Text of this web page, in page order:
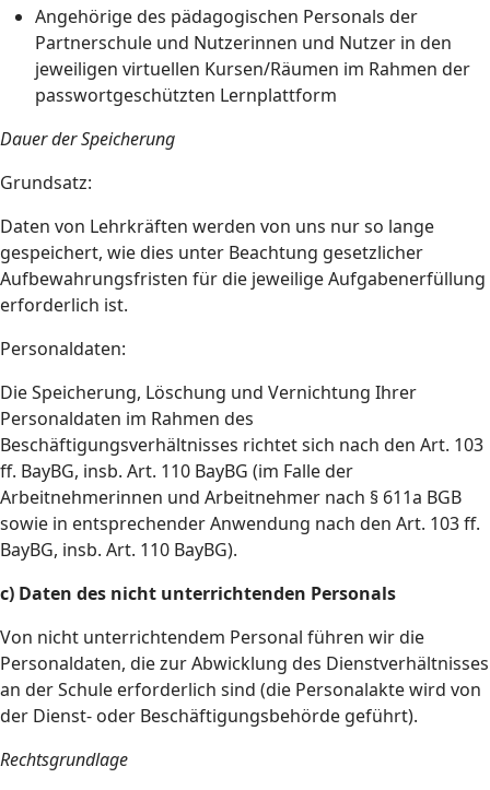
Angehörige des pädagogischen Personals der
Partnerschule und Nutzerinnen und Nutzer in den
jeweiligen virtuellen Kursen/Räumen im Rahmen der
passwortgeschützten Lernplattform
Dauer der Speicherung
Grundsatz:
Daten von Lehrkräften werden von uns nur so lange
gespeichert, wie dies unter Beachtung gesetzlicher
Aufbewahrungsfristen für die jeweilige Aufgabenerfüllung
erforderlich ist.
Personaldaten:
Die Speicherung, Löschung und Vernichtung Ihrer
Personaldaten im Rahmen des
Beschäftigungsverhältnisses richtet sich nach den Art. 103
ff. BayBG, insb. Art. 110 BayBG (im Falle der
Arbeitnehmerinnen und Arbeitnehmer nach § 611a BGB
sowie in entsprechender Anwendung nach den Art. 103 ff.
BayBG, insb. Art. 110 BayBG).
c) Daten des nicht unterrichtenden Personals
Von nicht unterrichtendem Personal führen wir die
Personaldaten, die zur Abwicklung des Dienstverhältnisses
an der Schule erforderlich sind (die Personalakte wird von
der Dienst- oder Beschäftigungsbehörde geführt).
Rechtsgrundlage